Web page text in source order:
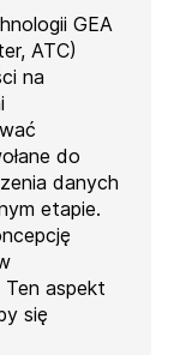
GEA
ATC)
na
do
danych
etapie.
Ten aspekt
się